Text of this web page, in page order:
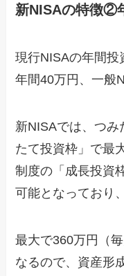
新NISAの特徴②
現行NISAの年間投
年間40万円、一般
新NISAでは、つみ
たて投資枠」で最
制度の「成長投資
可能となっており
最大で360万円（
なるので、資産形